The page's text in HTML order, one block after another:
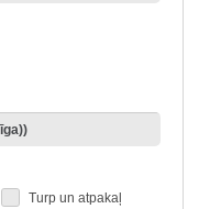
Turp un atpakaļ